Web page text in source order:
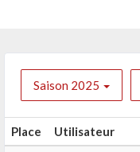
Saison 2025
Place Utilisateur